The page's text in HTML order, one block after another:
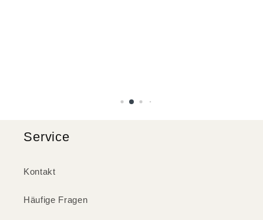
Service
Kontakt
Häufige Fragen